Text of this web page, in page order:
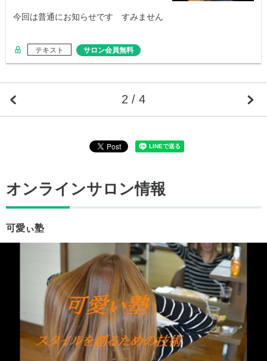
今回は普通にお知らせです すみません
テキスト サロン会員無料
2 / 4
オンラインサロン情報
可愛ぃ塾